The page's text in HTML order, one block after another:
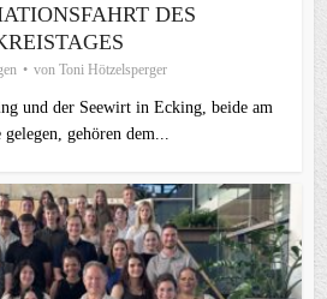
DES
von Toni Hötzelsperger
und der Seewirt in Ecking, beide am
gelegen, gehören dem...